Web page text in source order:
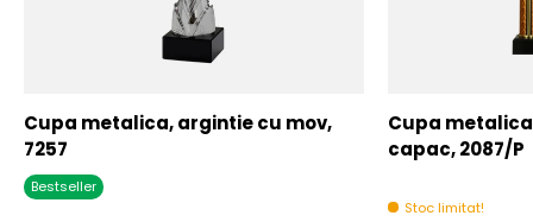
Cupa metalica, argintie cu mov,
7257
Bestseller
Cupa
capac, 2087/P
Stoc limitat!